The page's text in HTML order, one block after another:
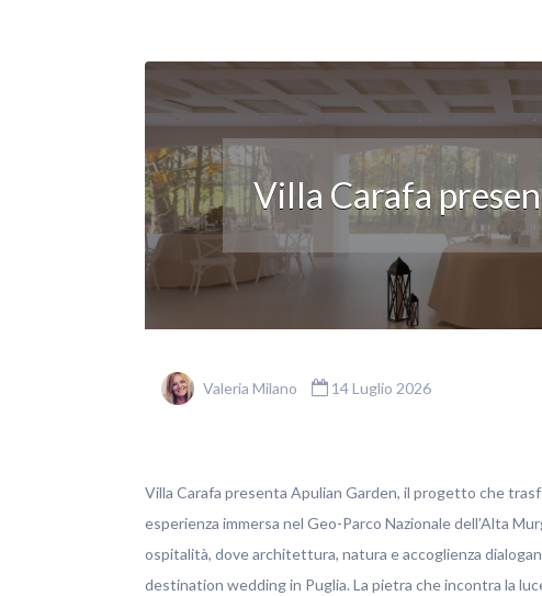
Villa Carafa
Valeria Milano 14 Luglio 2026
Villa Carafa presenta Apulian Garden, il progetto che
esperienza immersa nel Geo-Parco Nazionale dell’Alta
ospitalità, dove architettura, natura e accoglienza
destination wedding in Puglia. La pietra che incontra la